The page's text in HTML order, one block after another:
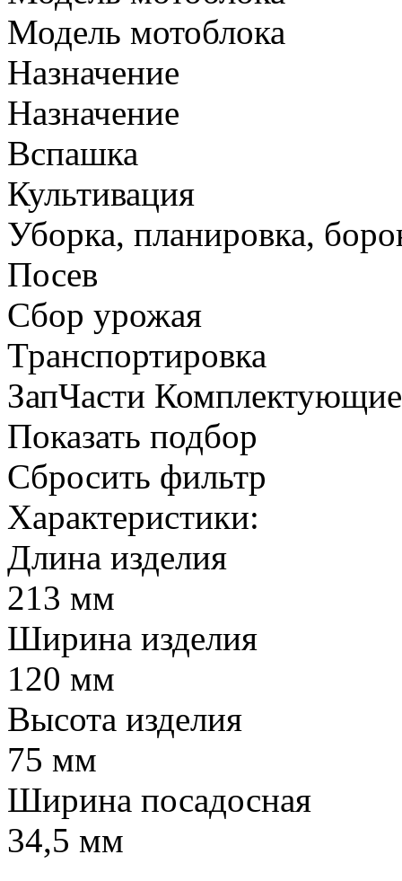
Модель мотоблока
Назначение
Назначение
Вспашка
Культивация
Уборка, планировка,
Посев
Сбор урожая
Транспортировка
ЗапЧасти
Показать подбор
Сбросить фильтр
Характеристики:
Длина изделия
213 мм
Ширина изделия
120 мм
Высота изделия
75 мм
Ширина посадосная
34,5 мм